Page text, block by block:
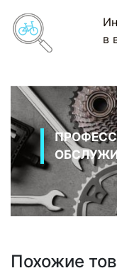
в
Похожие